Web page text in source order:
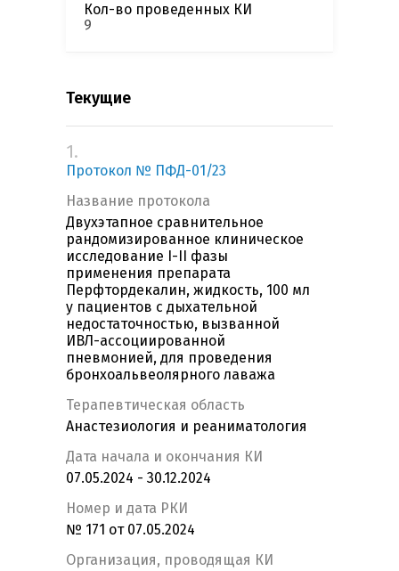
Кол-во проведенных КИ
9
Текущие
1.
Протокол № ПФД-01/23
Название протокола
Двухэтапное сравнительное
рандомизированное клиническое
исследование I-II фазы
применения препарата
Перфтордекалин, жидкость, 100 мл
у пациентов с дыхательной
недостаточностью, вызванной
ИВЛ-ассоциированной
пневмонией, для проведения
бронхоальвеолярного лаважа
Терапевтическая область
Анастезиология и реаниматология
Дата начала и окончания КИ
07.05.2024 - 30.12.2024
Номер и дата РКИ
№ 171 от 07.05.2024
Организация, проводящая КИ